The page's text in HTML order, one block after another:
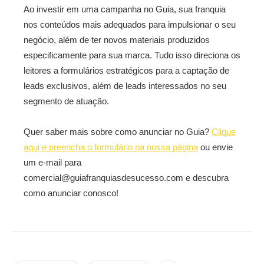
Ao investir em uma campanha no Guia, sua franquia
nos conteúdos mais adequados para impulsionar o seu
negócio, além de ter novos materiais produzidos
especificamente para sua marca. Tudo isso direciona os
leitores a formulários estratégicos para a captação de
leads exclusivos, além de leads interessados no seu
segmento de atuação.
Quer saber mais sobre como anunciar no Guia? Clique
aqui e preencha o formulário na nossa página ou envie
um e-mail para
comercial@guiafranquiasdesucesso.com e descubra
como anunciar conosco!